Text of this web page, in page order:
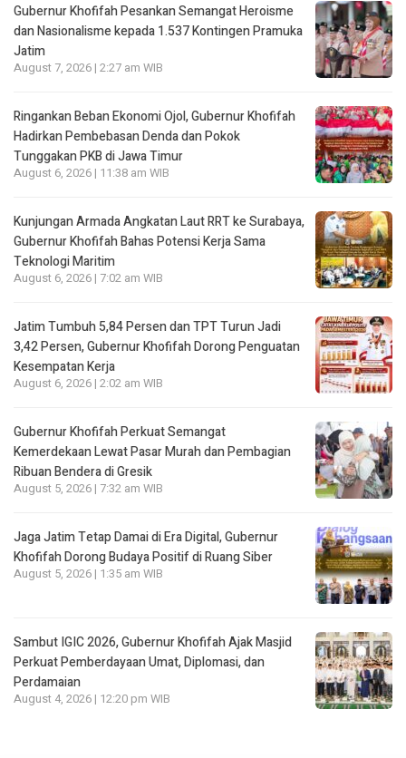
Gubernur Khofifah Pesankan Semangat Heroisme
dan Nasionalisme kepada 1.537 Kontingen Pramuka
Jatim
August 7, 2026 | 2:27 am WIB
Ringankan Beban Ekonomi Ojol, Gubernur Khofifah
Hadirkan Pembebasan Denda dan Pokok
Tunggakan PKB di Jawa Timur
August 6, 2026 | 11:38 am WIB
Kunjungan Armada Angkatan Laut RRT ke Surabaya,
Gubernur Khofifah Bahas Potensi Kerja Sama
Teknologi Maritim
August 6, 2026 | 7:02 am WIB
Jatim Tumbuh 5,84 Persen dan TPT Turun Jadi
3,42 Persen, Gubernur Khofifah Dorong Penguatan
Kesempatan Kerja
August 6, 2026 | 2:02 am WIB
Gubernur Khofifah Perkuat Semangat
Kemerdekaan Lewat Pasar Murah dan Pembagian
Ribuan Bendera di Gresik
August 5, 2026 | 7:32 am WIB
Jaga Jatim Tetap Damai di Era Digital, Gubernur
Khofifah Dorong Budaya Positif di Ruang Siber
August 5, 2026 | 1:35 am WIB
Sambut IGIC 2026, Gubernur Khofifah Ajak Masjid
Perkuat Pemberdayaan Umat, Diplomasi, dan
Perdamaian
August 4, 2026 | 12:20 pm WIB